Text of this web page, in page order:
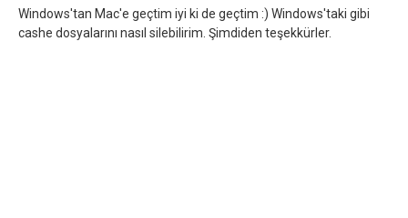
Windows'tan Mac'e geçtim iyi ki de geçtim :) Windows'taki gibi
cashe dosyalarını nasıl silebilirim. Şimdiden teşekkürler.